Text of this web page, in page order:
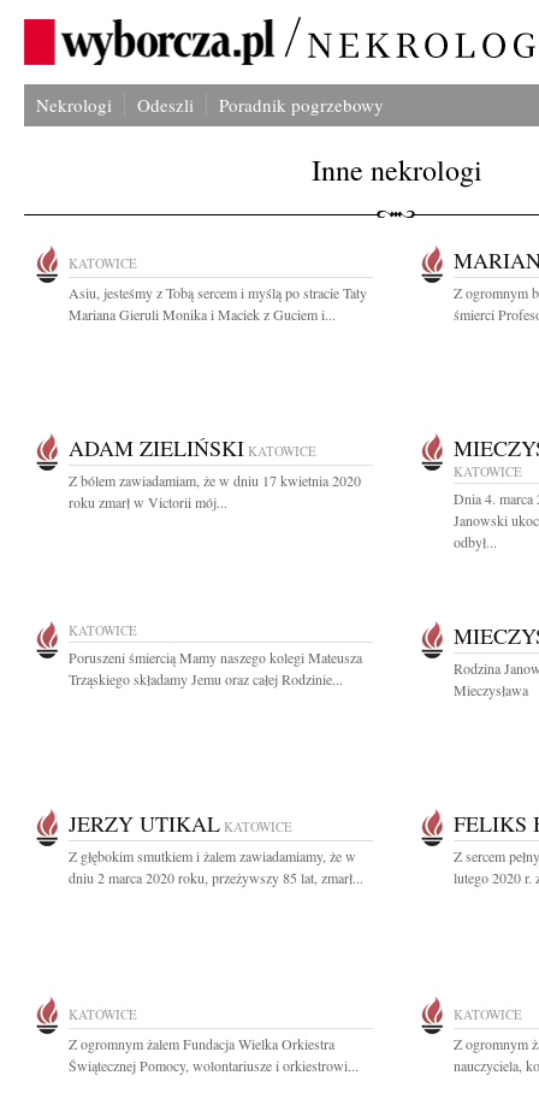
Nekrologi Odeszli Poradnik pogrzebowy
Inne nekrologi
KATOWICE
Asiu, jesteśmy z Tobą sercem i myślą po stracie Taty
Mariana Gieruli Monika i Maciek z Guciem i...
Z ogromnym
śmierci
ADAM ZIELIŃSKI KATOWICE
Z bólem zawiadamiam, że w dniu 17 kwietnia 2020
roku zmarł w Victorii mój...
KATOWICE
Dnia 4. marca
Janowski
odbył...
KATOWICE
Poruszeni śmiercią Mamy naszego kolegi Mateusza
Trząskiego składamy Jemu oraz całej Rodzinie...
Rodzina
Mieczysława
JERZY UTIKAL KATOWICE
Z głębokim smutkiem i żalem zawiadamiamy, że w
dniu 2 marca 2020 roku, przeżywszy 85 lat, zmarł...
FELIKS
Z sercem
lutego 2020 r.
KATOWICE
Z ogromnym żalem Fundacja Wielka Orkiestra
Świątecznej Pomocy, wolontariusze i orkiestrowi...
KATOWICE
Z ogromnym
nauczyciela,